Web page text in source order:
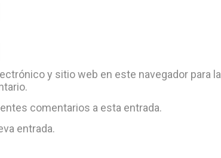
y sitio web en este navegador para la
comentarios a esta entrada.
entrada.